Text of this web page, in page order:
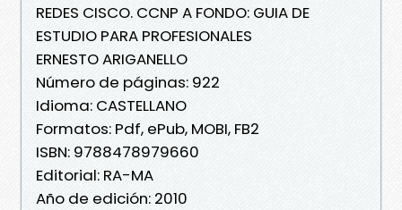
REDES CISCO. CCNP A FONDO: GUIA DE
ESTUDIO PARA PROFESIONALES
ERNESTO ARIGANELLO
Número de páginas: 922
Idioma: CASTELLANO
Formatos: Pdf, ePub, MOBI, FB2
ISBN: 9788478979660
Editorial: RA-MA
Año de edición: 2010